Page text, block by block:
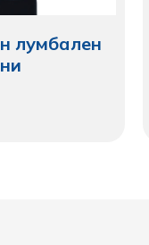
лумбален